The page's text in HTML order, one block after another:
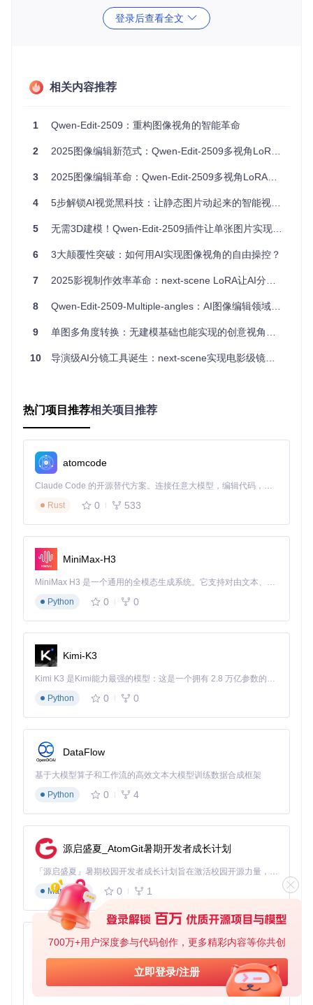
700万+用户深度参与代码创作，更多精彩内容等你共创
立即登录/注册
一图只能适配
一种版式
50%内
容复用
视觉疲劳导致互
围绕物体360°拍摄数十张照片，设计师需掌握复杂3D软件才
能实现视角变换，普通用户更是只能被动接受固定视角。这
技术突破：如何让图像拥有"空间记忆"？ 🔧
生活化类比与专业原理解析
如同人眼观察物体时，大
脑自动构建空间位置关系
深度估计算法分析图像像素
分布，构建场景三维坐标
不同图案组合
视角下的像素重排列
类似记忆中旋转物体的视
隐式神经表征(NeRF)存储场
D理解→2D再生"的技术闭环：系统首先通过语义分割识别主
通过视角变换算法模拟摄像机运动，生成全新视角图像。整个
过程无需专业3D建模，直接从单张2D图像中"解锁"多角度信
场景验证：哪些领域正在发生变革？ 📊
选择应用场景 → 电商商品展示 → 必选3种视角
                              ├─ 45°主视角（展示整体形态）
                              ├─ 俯视角（展示平面细节）
                 → 创意设计 → 推荐组合
缩至2小时，多角度展示使产品退货率下降22%；建筑设计团
队利用视角变换功能，在方案阶段即可向客户展示不同角度的
应用指南：普通人如何掌控"虚拟摄像机"？ 🎮
目标：5分钟完成产品多角度展示
步骤：
准备清晰的正面图像（建议分辨率1024×1024以上）
加载Qwen-Edit-2509-Multiple-angles模型及配套LoRA
输入核心指令："生成该产品的45°俯视角+30°左旋转视角
调整生成参数（建议特征保持度设为95%）
导出并组合多角度结果
效果：
情页、产品手册或社交媒体发布。系统会自动优化背景过渡效
果，确保不同视角图像风格统一。
进阶技巧：
组合指令："先向左旋转30°，再向前推进50%，最后切换至
广角模式"
特征保护：对关键区域添加掩码，确保logo、文字等元素不
变形
未来演进：从"被动观看"到"主动探索" 🌌
登录后查看全文
相关内容推荐
1 Qwen-Edit-2509：重构图像视角的智能革命
2 2025图像编辑新范式：Qwen-Edit-2509多视角LoRA插件让创意控制无死角
3 2025图像编辑革命：Qwen-Edit-2509多视角LoRA插件让创意控制无死角
4 5步解锁AI视觉黑科技：让静态图片动起来的智能视角编辑秘诀
5 无需3D建模！Qwen-Edit-2509插件让单张图片实现720度视角自由转换
6 3大颠覆性突破：如何用AI实现图像视角的自由操控？
7 2025影视制作效率革命：next-scene LoRA让AI分镜生成提速300%
8 Qwen-Edit-2509-Multiple-angles：AI图像编辑领域的镜头控制革新
9 单图多角度转换：无建模基础也能实现的创意视角革命
10 导演级AI分镜工具诞生：next-scene实现电影级镜头语言连续性突破
热门项目推荐相关项目推荐
atomcode
Claude Code 的开源替代方案。连接任意大模型，编辑代码，运行命令，自动验证 — 全自动执行。用 Rust 构建，极致性能。 ｜ An open-source alternative to Claude Code. Connect any LLM, edit code, run commands, and verify changes — autonomously. Built in Rust for speed. Get Started
Rust
0 533
MiniMax-H3
MiniMax H3 是一个通用的全模态生成系统。它支持对由文本、图像、视频和音频组成的多模态上下文进行统一理解，并能生成分辨率高达 2K、时长可达 15 秒的带原生立体声音频的视频。得益于面向任务泛化的系统设计，H3 在预训练阶段就已具备广泛的多模态上下文理解与生成能力，能够出色地执行复杂的多模态指令。
Python
0 0
Kimi-K3
Kimi K3 是Kimi能力最强的模型：这是一个拥有 2.8 万亿参数的混合专家（MoE）模型，具备原生视觉理解能力，并支持 100 万 token 的上下文窗口。
Python
0 0
DataFlow
基于大模型算子和工作流的高效文本大模型训练数据合成框架
Python
0 4
源启盛夏_AtomGit暑期开发者成长计划
「源启盛夏」暑期校园开发者成长计划旨在激活校园开源力量，通过积分激励、认证扶持、资源倾斜等形式，引导高校组织和开发者完成「入驻 — 建项目 — 做贡献 — 获认证 — 得资源」的完整闭环。无论你是想带领社团入驻平台的组织者，还是希望用代码贡献证明自己的开发者，都能在这里找到属于你的成长路径。
Markdown
0 1
py-xiaozhi
基于Python的Xiaozhi AI，适用于想要完整Xiaozhi体验而无需拥有专用硬件的用户。
Python
0 1